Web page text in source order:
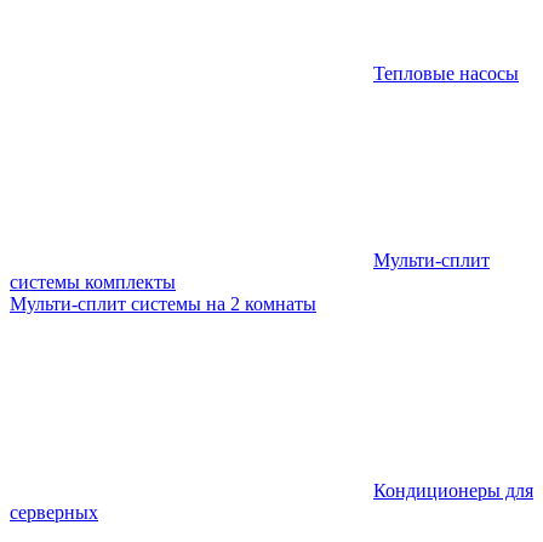
Тепловые насосы
Мульти-сплит
системы комплекты
Мульти-сплит системы на 2 комнаты
Кондиционеры для
серверных